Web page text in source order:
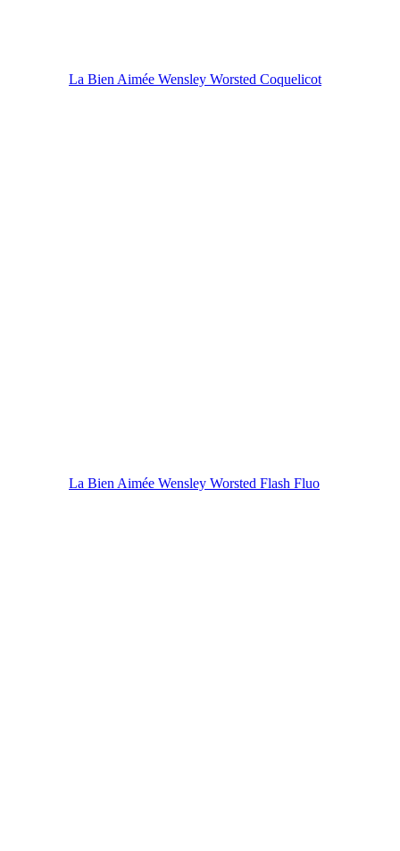
La Bien Aimée Wensley Worsted Coquelicot
La Bien Aimée Wensley Worsted Flash Fluo